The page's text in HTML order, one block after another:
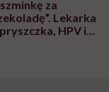
za
Lekarka
HPV i